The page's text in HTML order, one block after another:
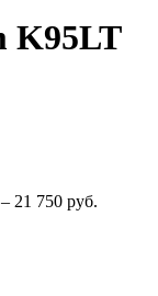
K95LT
21 750 руб.